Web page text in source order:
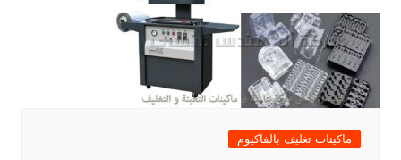
ماكينات تغليف بالفاكيوم